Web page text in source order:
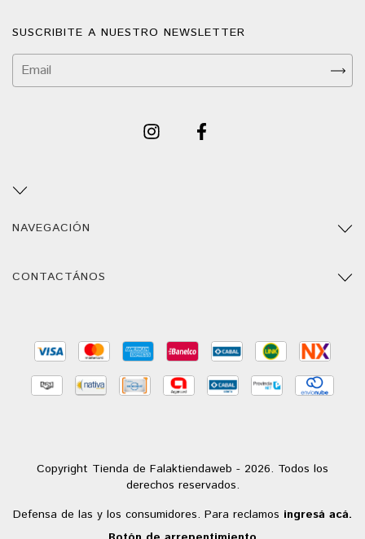
SUSCRIBITE A NUESTRO NEWSLETTER
NAVEGACIÓN
CONTACTÁNOS
Copyright Tienda de Falaktiendaweb - 2026. Todos los
derechos reservados.
Defensa de las y los consumidores. Para reclamos ingresá acá.